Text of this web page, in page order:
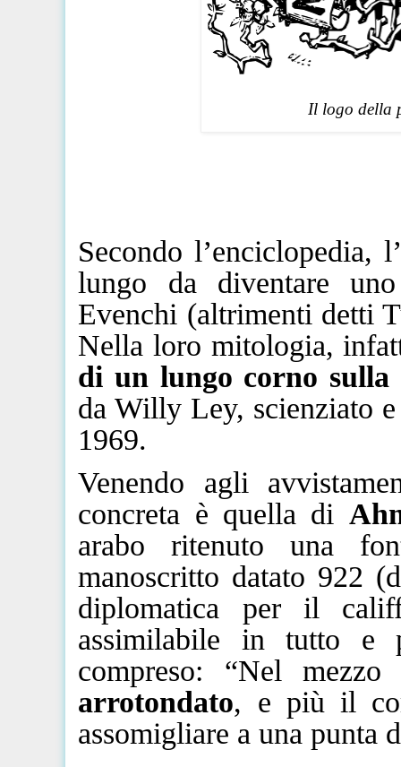
Il logo della
Secondo l’enciclopedia, l’
lungo da diventare
Evenchi (altrimenti detti
Nella loro mitologia,
di un lungo corno sulla
da Willy Ley, scienziato
1969.
Venendo agli
concreta è quella di
arabo ritenuto una
manoscritto datato 922
diplomatica per il
assimilabile in tutto e
compreso: “Nel
arrotondato, e più il
assomigliare a una punta